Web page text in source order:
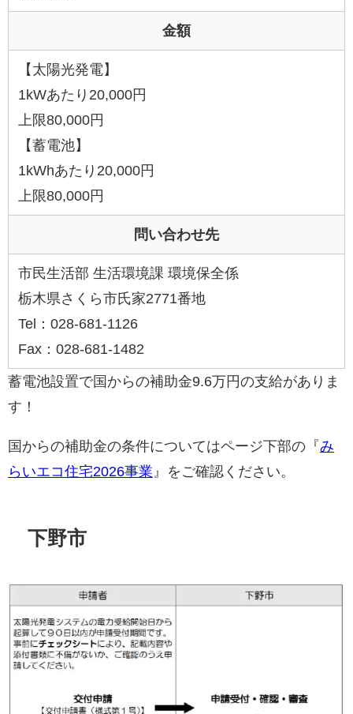
金額
【太陽光発電】
1kWあたり20,000円
上限80,000円
【蓄電池】
1kWhあたり20,000円
上限80,000円
問い合わせ先
市民生活部 生活環境課 環境保全係
栃木県さくら市氏家2771番地
Tel：028-681-1126
Fax：028-681-1482
蓄電池設置で国からの補助金9.6万円の支給がありま
す！
国からの補助金の条件についてはページ下部の『み
らいエコ住宅2026事業 』をご確認ください。
下野市